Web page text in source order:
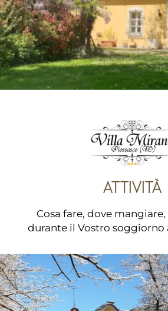
ATTIVITÀ
Cosa fare, dove
durante il Vostro soggiorno